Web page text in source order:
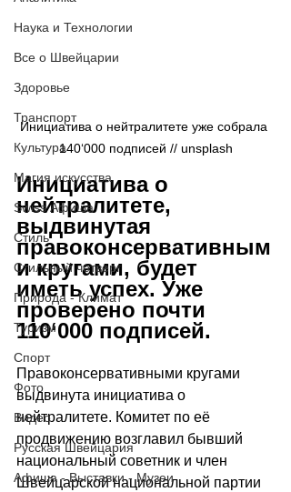
Наука и Технологии
Все о Швейцарии
Здоровье
Транспорт
Культура
Магия искусства
Swiss Афиша
Стиль
Стильный четверг
Природа - Климат
Туризм
Спорт
Фото
Видео
Русская Швейцария
Афиша - Выставки - Музеи
Инициатива о нейтралитете уже собрала
140‘000 подписей // unsplash
Инициатива о
нейтралитете,
выдвинутая
правоконсервативным
и кругами, будет
иметь успех. Уже
проверено почти
110‘000 подписей.
Правоконсервативными кругами
выдвинута инициатива о
нейтралитете. Комитет по её
продвижению возглавил бывший
национальный советник и член
Швейцарской национальной партии